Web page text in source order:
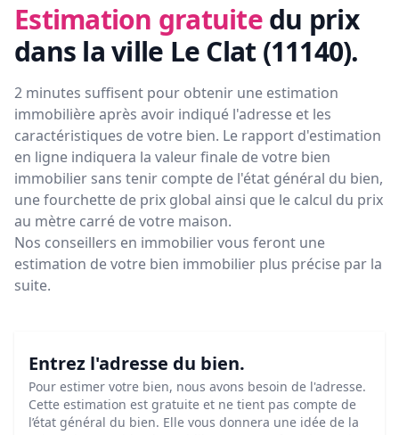
Estimation gratuite du prix
dans la ville Le Clat (11140).
2 minutes suffisent pour obtenir une estimation
immobilière après avoir indiqué l'adresse et les
caractéristiques de votre bien. Le rapport d'estimation
en ligne indiquera la valeur finale de votre bien
immobilier sans tenir compte de l'état général du bien,
une fourchette de prix global ainsi que le calcul du prix
au mètre carré de votre maison.
Nos conseillers en immobilier vous feront une
estimation de votre bien immobilier plus précise par la
suite.
Entrez l'adresse du bien.
Pour estimer votre bien, nous avons besoin de l'adresse.
Cette estimation est gratuite et ne tient pas compte de
l’état général du bien. Elle vous donnera une idée de la